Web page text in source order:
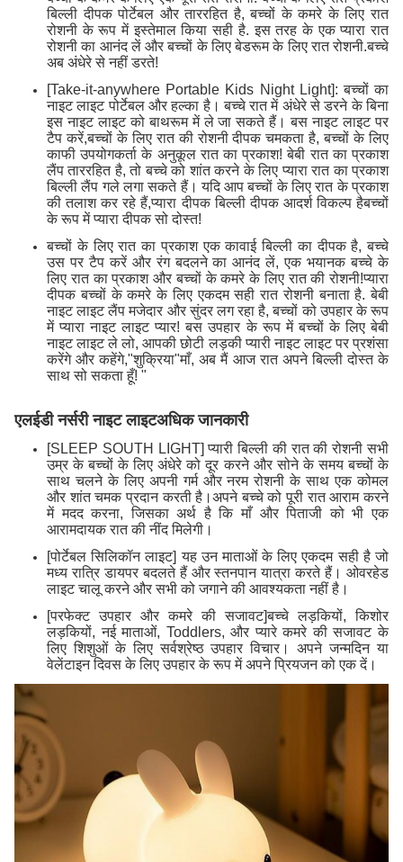
बिल्ली दीपक पोर्टेबल और ताररहित है, बच्चों के कमरे के लिए रात
रोशनी के रूप में इस्तेमाल किया सही है. इस तरह के एक प्यारा रात
रोशनी का आनंद लें और बच्चों के लिए बेडरूम के लिए रात रोशनी.बच्चे
अब अंधेरे से नहीं डरते!
[Take-it-anywhere Portable Kids Night Light]: बच्चों का
नाइट लाइट पोर्टेबल और हल्का है। बच्चे रात में अंधेरे से डरने के बिना
इस नाइट लाइट को बाथरूम में ले जा सकते हैं। बस नाइट लाइट पर
टैप करें,बच्चों के लिए रात की रोशनी दीपक चमकता है, बच्चों के लिए
काफी उपयोगकर्ता के अनुकूल रात का प्रकाश! बेबी रात का प्रकाश
लैंप ताररहित है, तो बच्चे को शांत करने के लिए प्यारा रात का प्रकाश
बिल्ली लैंप गले लगा सकते हैं। यदि आप बच्चों के लिए रात के प्रकाश
की तलाश कर रहे हैं,प्यारा दीपक बिल्ली दीपक आदर्श विकल्प हैबच्चों
के रूप में प्यारा दीपक सो दोस्त!
बच्चों के लिए रात का प्रकाश एक कावाई बिल्ली का दीपक है, बच्चे
उस पर टैप करें और रंग बदलने का आनंद लें, एक भयानक बच्चे के
लिए रात का प्रकाश और बच्चों के कमरे के लिए रात की रोशनी!प्यारा
दीपक बच्चों के कमरे के लिए एकदम सही रात रोशनी बनाता है. बेबी
नाइट लाइट लैंप मजेदार और सुंदर लग रहा है, बच्चों को उपहार के रूप
में प्यारा नाइट लाइट प्यार! बस उपहार के रूप में बच्चों के लिए बेबी
नाइट लाइट ले लो, आपकी छोटी लड़की प्यारी नाइट लाइट पर प्रशंसा
करेंगे और कहेंगे,"शुक्रिया"माँ, अब मैं आज रात अपने बिल्ली दोस्त के
साथ सो सकता हूँ! "
एलईडी नर्सरी नाइट लाइटअधिक जानकारी
[SLEEP SOUTH LIGHT] प्यारी बिल्ली की रात की रोशनी सभी
उम्र के बच्चों के लिए अंधेरे को दूर करने और सोने के समय बच्चों के
साथ चलने के लिए अपनी गर्म और नरम रोशनी के साथ एक कोमल
और शांत चमक प्रदान करती है।अपने बच्चे को पूरी रात आराम करने
में मदद करना, जिसका अर्थ है कि माँ और पिताजी को भी एक
आरामदायक रात की नींद मिलेगी।
[पोर्टेबल सिलिकॉन लाइट] यह उन माताओं के लिए एकदम सही है जो
मध्य रात्रि डायपर बदलते हैं और स्तनपान यात्रा करते हैं। ओवरहेड
लाइट चालू करने और सभी को जगाने की आवश्यकता नहीं है।
[परफेक्ट उपहार और कमरे की सजावट]बच्चे लड़कियों, किशोर
लड़कियों, नई माताओं, Toddlers, और प्यारे कमरे की सजावट के
लिए शिशुओं के लिए सर्वश्रेष्ठ उपहार विचार। अपने जन्मदिन या
वेलेंटाइन दिवस के लिए उपहार के रूप में अपने प्रियजन को एक दें।